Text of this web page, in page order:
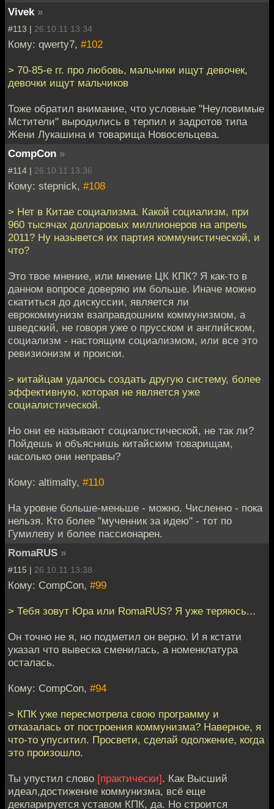
Vivek »
#113 | 26.10.11 13:34
Кому: qwerty7, #102
> 70-85-е гг. про любовь, мальчики ищут девочек,
девочки ищут мальчиков
Тоже обратил внимание, что условные "Неуловимые
Мстители" выродились в терпил и задротов типа
Жени Лукашина и товарища Новосельцева.
CompCon »
#114 | 26.10.11 13:36
Кому: stepnick, #108
> Нет в Китае социализма. Какой социализм, при
960 тысячах долларовых миллионеров на апрель
2011? Ну назывется их партия коммунистической, и
что?
Это твое мнение, или мнение ЦК КПК? Я как-то в
данном вопросе доверяю им больше. Иначе можно
скатиться до дискуссии, является ли
еврокоммунизм взаправдошним коммунизмом, а
шведский, не говоря уже о прусском и английском,
социализм - настоящим социализмом, или все это
ревизионизм и происки.
> китайцам удалось создать другую систему, более
эффективную, которая не является уже
социалистической.
Но они ее называют социалистической, не так ли?
Пойдешь и объяснишь китайским товарищам,
насолько они неправы?
Кому: altimalty, #110
На уровне больше-меньше - можно. Численно - пока
нельзя. Кто более "мученник за идею" - тот по
Гумилеву и более пассионарен.
RomaRUS »
#115 | 26.10.11 13:38
Кому: CompCon, #99
> Тебя зовут Юра или RomaRUS? Я уже теряюсь...
Он точно не я, но подметил он верно. И я кстати
указал что вывеска сменилась, а номенклатура
осталась.
Кому: CompCon, #94
> КПК уже пересмотрела свою программу и
отказалась от построения коммунизма? Наверное, я
что-то упуситил. Просвети, сделай одолжение, когда
это произошло.
Ты упустил слово [практически]. Как Высший
идеал,достижение коммунизма, всё еще
декларируется уставом КПК, да. Но строится